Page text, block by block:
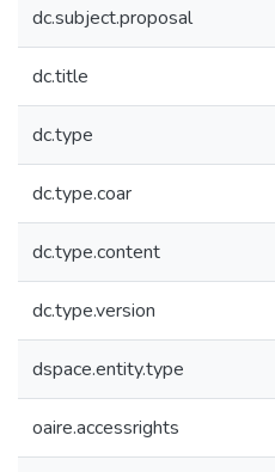
dc.subject.proposal
dc.title
dc.type
dc.type.coar
dc.type.content
dc.type.version
dspace.entity.type
oaire.accessrights